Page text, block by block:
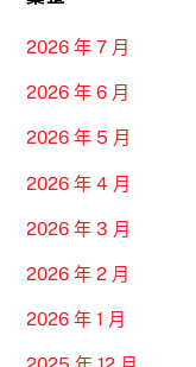
2026 年 7 月
2026 年 6 月
2026 年 5 月
2026 年 4 月
2026 年 3 月
2026 年 2 月
2026 年 1 月